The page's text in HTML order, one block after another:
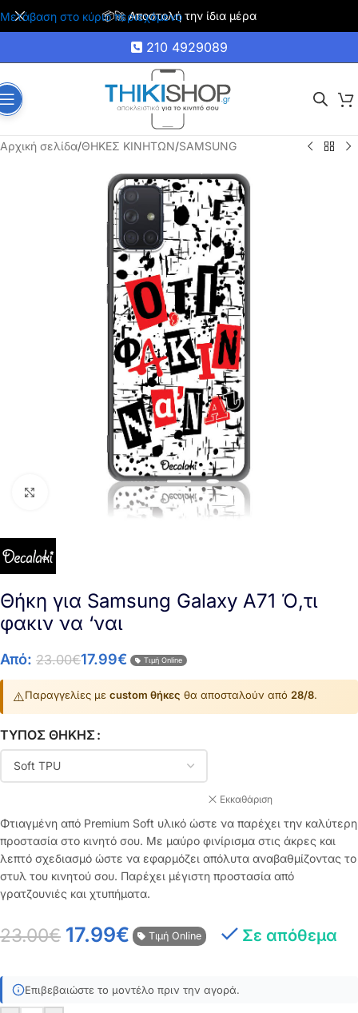
Μετάβαση στο κύριο περιεχόμενο
📦🚀 Αποστολή την ίδια μέρα
210 4929089
Αρχική σελίδα/ΘΗΚΕΣ ΚΙΝΗΤΩΝ/SAMSUNG
Click to enlarge
Θήκη για Samsung Galaxy A71 Ό,τι
φακιν να ‘ναι
Από: 23.00€17.99€ Τιμή Online
⚠️Παραγγελίες με custom θήκες θα αποσταλούν από 28/8.
ΤΎΠΟΣ ΘΉΚΗΣ
Εκκαθάριση
Φτιαγμένη από Premium Soft υλικό ώστε να παρέχει την καλύτερη
προστασία στο κινητό σου. Με μαύρο φινίρισμα στις άκρες και
λεπτό σχεδιασμό ώστε να εφαρμόζει απόλυτα αναβαθμίζοντας το
στυλ του κινητού σου. Παρέχει μέγιστη προστασία από
γρατζουνιές και χτυπήματα.
23.00€ 17.99€ Τιμή Online Σε απόθεμα
Επιβεβαιώστε το μοντέλο πριν την αγορά.